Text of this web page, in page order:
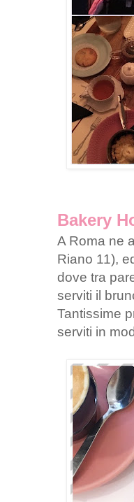
Bakery
A Roma ne
Riano 11),
dove tra
serviti il
Tantissime
serviti in